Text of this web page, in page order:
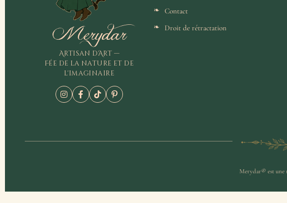
Merydar
Artisan d'Art —
Fée de la nature et de
l'imaginaire
Contact
Droit de rétractation
Merydar® est une